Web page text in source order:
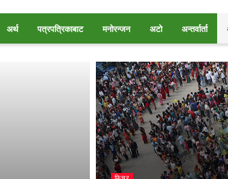
अर्थ पत्रपत्रिकाबाट मनोरन्जन अटो अन्तर्वार्ता